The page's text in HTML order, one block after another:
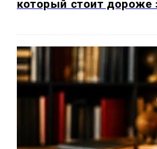
который стоит дороже